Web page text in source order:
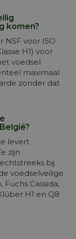
komen?
voor ISO
H1) voor
voedsel
maximaal
zonder dat
levert
zijn
bij
voedselveilige
Cassida,
H1 en Q8